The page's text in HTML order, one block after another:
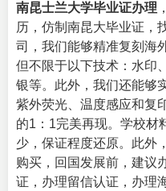
南昆士兰大学毕业证办理
历，仿制南昆大毕业证，
司，我们能够精准复刻海
但不限于以下技术：水印
银等。此外，我们还能够
紫外荧光、温度感应和复
的1：1完美再现。学校材
少，保证程度还原。此外
购买，回国发展前，建议
证，办理留信认证，办理